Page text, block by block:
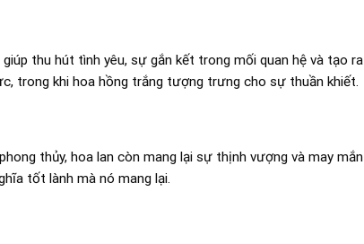
thu hút tình yêu, sự gắn kết trong mối quan hệ và tạo ra
trong khi hoa hồng trắng tượng trưng cho sự thuần khiết.
thủy, hoa lan còn mang lại sự thịnh vượng và may mắn
tốt lành mà nó mang lại.